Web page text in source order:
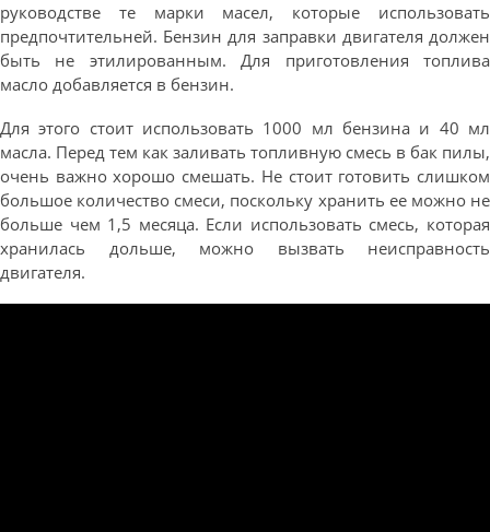
руководстве те марки масел, которые использовать
предпочтительней. Бензин для заправки двигателя должен
быть не этилированным. Для приготовления топлива
масло добавляется в бензин.
Для этого стоит использовать 1000 мл бензина и 40 мл
масла. Перед тем как заливать топливную смесь в бак пилы,
очень важно хорошо смешать. Не стоит готовить слишком
большое количество смеси, поскольку хранить ее можно не
больше чем 1,5 месяца. Если использовать смесь, которая
хранилась дольше, можно вызвать неисправность
двигателя.